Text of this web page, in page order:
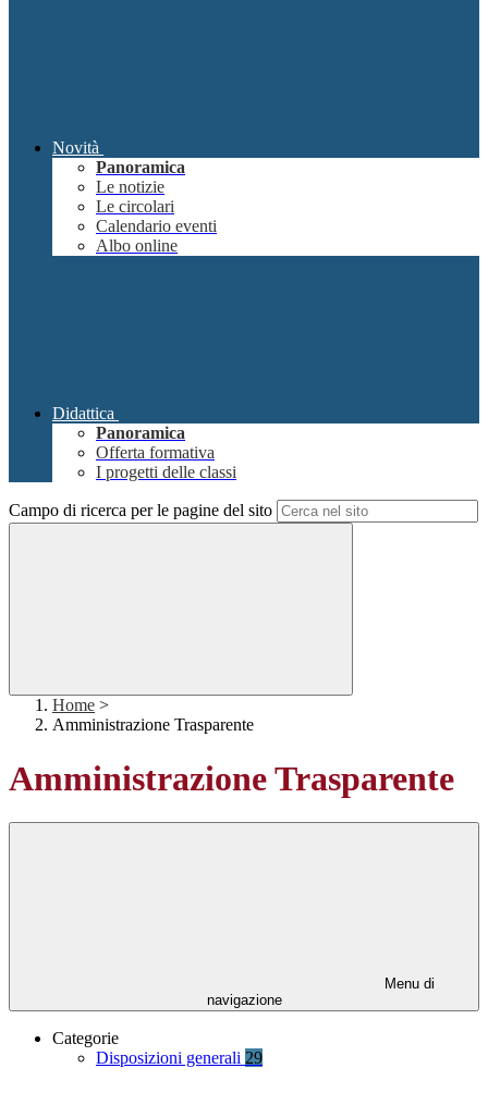
Novità
Panoramica
Le notizie
Le circolari
Calendario eventi
Albo online
Didattica
Panoramica
Offerta formativa
I progetti delle classi
Campo di ricerca per le pagine del sito
Home >
Amministrazione Trasparente
Amministrazione Trasparente
Menu di
navigazione
Categorie
Disposizioni generali 29